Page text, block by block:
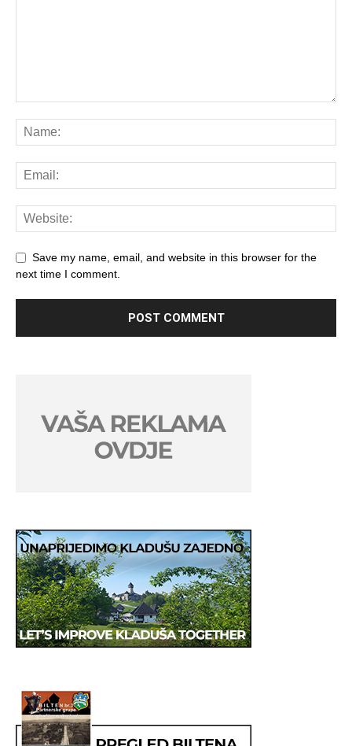
Save my name, email, and website in this browser for the
next time I comment.